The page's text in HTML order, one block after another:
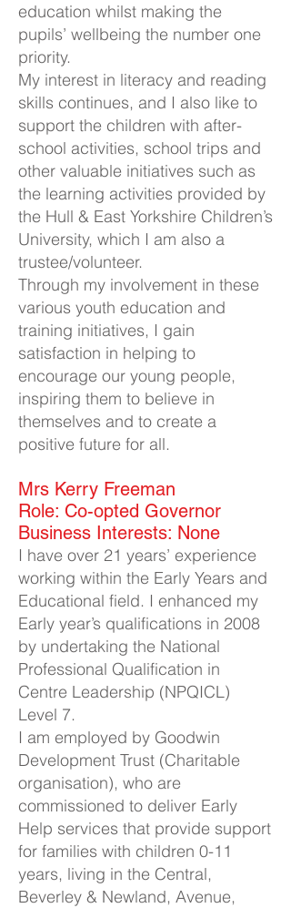
education whilst making the
pupils’ wellbeing the number one
priority.
My interest in literacy and reading
skills continues, and I also like to
support the children with after-
school activities, school trips and
other valuable initiatives such as
the learning activities provided by
the Hull & East Yorkshire Children’s
University, which I am also a
trustee/volunteer.
Through my involvement in these
various youth education and
training initiatives, I gain
satisfaction in helping to
encourage our young people,
inspiring them to believe in
themselves and to create a
positive future for all.
Mrs Kerry Freeman​
Role: Co-opted Governor
Business Interests: None
I have over 21 years’ experience
working within the Early Years and
Educational field. I enhanced my
Early year’s qualifications in 2008
by undertaking the National
Professional Qualification in
Centre Leadership (NPQICL)
Level 7.
I am employed by Goodwin
Development Trust (Charitable
organisation), who are
commissioned to deliver Early
Help services that provide support
for families with children 0-11
years, living in the Central,
Beverley & Newland, Avenue,